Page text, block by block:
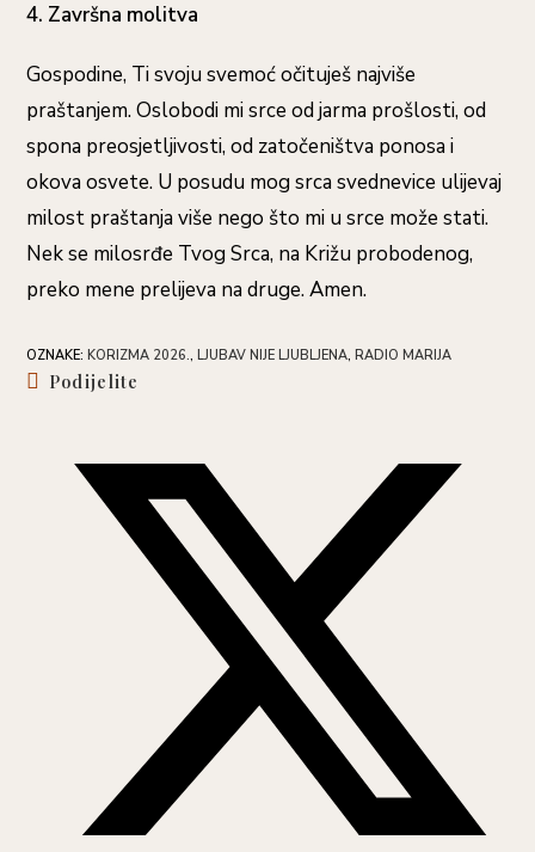
4. Završna molitva
Gospodine, Ti svoju svemoć očituješ najviše
praštanjem. Oslobodi mi srce od jarma prošlosti, od
spona preosjetljivosti, od zatočeništva ponosa i
okova osvete. U posudu mog srca svednevice ulijevaj
milost praštanja više nego što mi u srce može stati.
Nek se milosrđe Tvog Srca, na Križu probodenog,
preko mene prelijeva na druge. Amen.
OZNAKE:KORIZMA 2026., LJUBAV NIJE LJUBLJENA, RADIO MARIJA
Podijelite